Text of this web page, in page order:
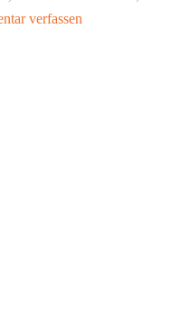
verfassen